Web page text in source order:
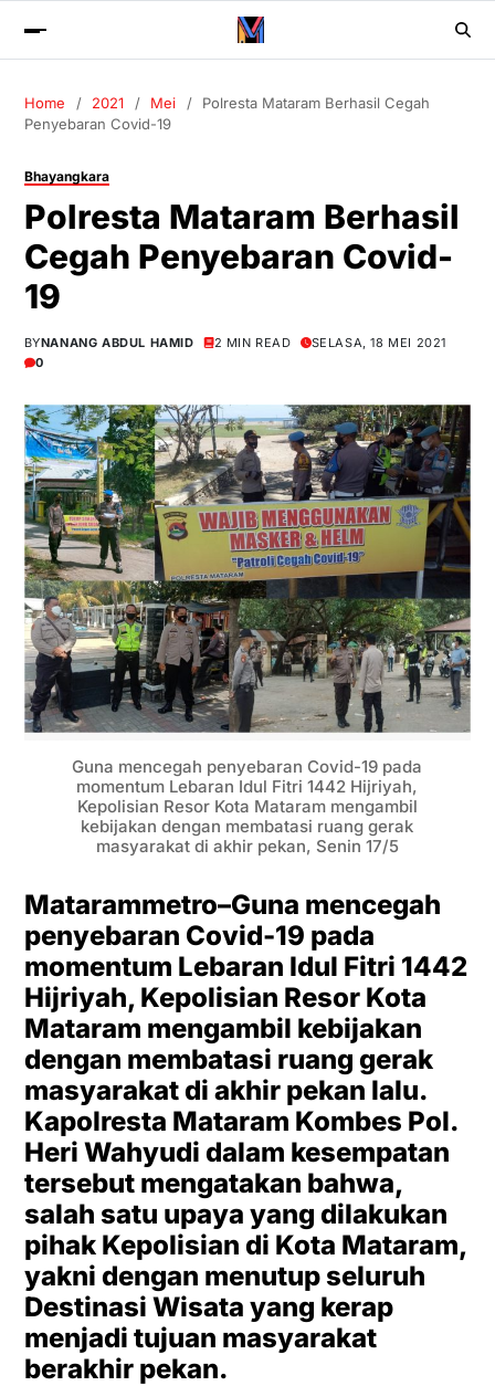
Home 2021 Mei
Polresta Mataram Berhasil Cegah
Penyebaran Covid-19
Bhayangkara
Polresta Mataram Berhasil
Cegah Penyebaran Covid-
19
BYNANANG ABDUL HAMID 2 MIN READ
SELASA, 18 MEI 2021
0
Guna mencegah penyebaran Covid-19 pada
momentum Lebaran Idul Fitri 1442 Hijriyah,
Kepolisian Resor Kota Mataram mengambil
kebijakan dengan membatasi ruang gerak
masyarakat di akhir pekan, Senin 17/5
Matarammetro–Guna mencegah
penyebaran Covid-19 pada
momentum Lebaran Idul Fitri 1442
Hijriyah, Kepolisian Resor Kota
Mataram mengambil kebijakan
dengan membatasi ruang gerak
masyarakat di akhir pekan lalu.
Kapolresta Mataram Kombes Pol.
Heri Wahyudi dalam kesempatan
tersebut mengatakan bahwa,
salah satu upaya yang dilakukan
pihak Kepolisian di Kota Mataram,
yakni dengan menutup seluruh
Destinasi Wisata yang kerap
menjadi tujuan masyarakat
berakhir pekan.